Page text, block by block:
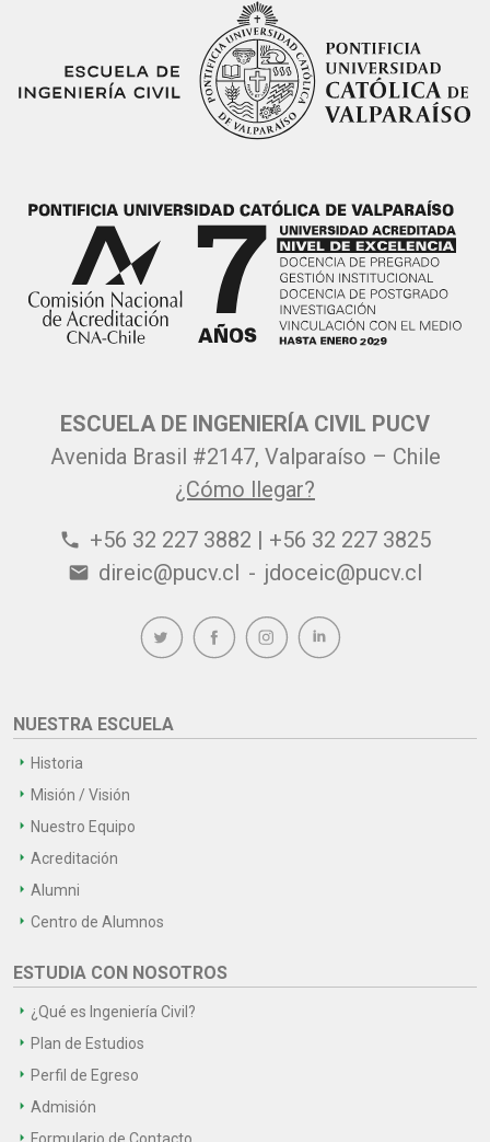
ESCUELA DE INGENIERÍA CIVIL PUCV
Avenida Brasil #2147, Valparaíso – Chile
¿Cómo llegar?
phone +56 32 227 3882 | +56 32 227 3825
email direic@pucv.cl - jdoceic@pucv.cl
NUESTRA ESCUELA
Historia
Misión / Visión
Nuestro Equipo
Acreditación
Alumni
Centro de Alumnos
ESTUDIA CON NOSOTROS
¿Qué es Ingeniería Civil?
Plan de Estudios
Perfil de Egreso
Admisión
Formulario de Contacto